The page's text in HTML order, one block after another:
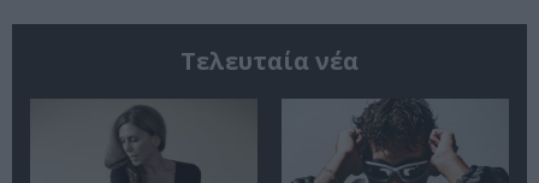
Τελευταία νέα